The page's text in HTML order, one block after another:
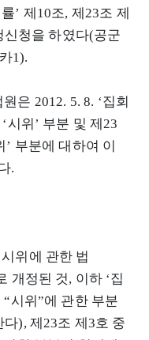
’ 제10조, 제23조 제
청을 하였다(공군
1).
은 2012. 5. 8. ‘집회
시위’ 부분 및 제23
부분에 대하여 이
.
위에 관한 법
개정된 것, 이하 ‘집
시위”에 관한 부분
다), 제23조 제3호 중